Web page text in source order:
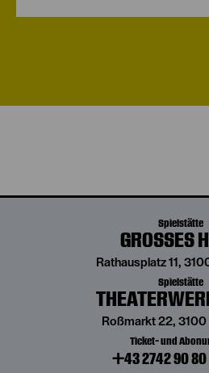
Spielstätte
GROSSES
Rathausplatz 11,
Spielstätte
Roßmarkt 22, 3100
Ticket- und
+43 2742 90